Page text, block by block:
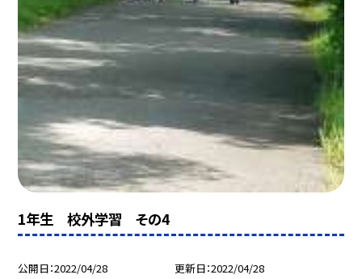
1年生 校外学習 その4
公開日 2022/04/28 更新日 2022/04/28